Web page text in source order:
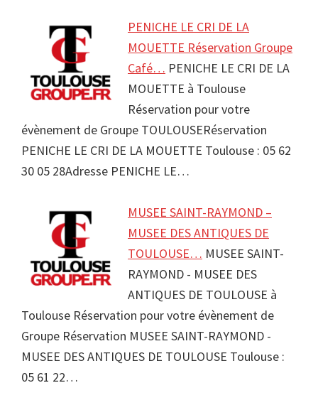
PENICHE LE CRI DE LA
MOUETTE Réservation Groupe
Café… PENICHE LE CRI DE LA
MOUETTE à Toulouse
Réservation pour votre
évènement de Groupe TOULOUSERéservation
PENICHE LE CRI DE LA MOUETTE Toulouse : 05 62
30 05 28Adresse PENICHE LE…
MUSEE SAINT-RAYMOND –
MUSEE DES ANTIQUES DE
TOULOUSE… MUSEE SAINT-
RAYMOND - MUSEE DES
ANTIQUES DE TOULOUSE à
Toulouse Réservation pour votre évènement de
Groupe Réservation MUSEE SAINT-RAYMOND -
MUSEE DES ANTIQUES DE TOULOUSE Toulouse :
05 61 22…